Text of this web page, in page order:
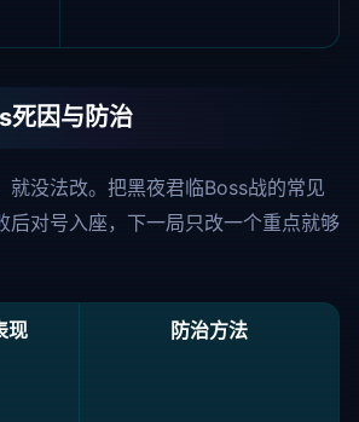
死因与防治
就没法改。把黑夜君临Boss战的常见
后对号入座，下一局只改一个重点就够
现 防治方法